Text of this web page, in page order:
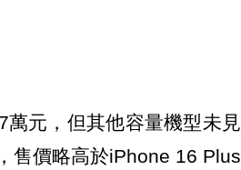
元，但其他容量機型未見
售價略高於iPhone 16 Plus